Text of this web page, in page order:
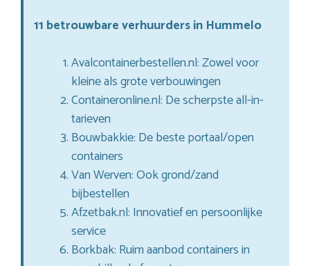
11 betrouwbare verhuurders in Hummelo
Avalcontainerbestellen.nl: Zowel voor
kleine als grote verbouwingen
Containeronline.nl: De scherpste all-in-
tarieven
Bouwbakkie: De beste portaal/open
containers
Van Werven: Ook grond/zand
bijbestellen
Afzetbak.nl: Innovatief en persoonlijke
service
Borkbak: Ruim aanbod containers in